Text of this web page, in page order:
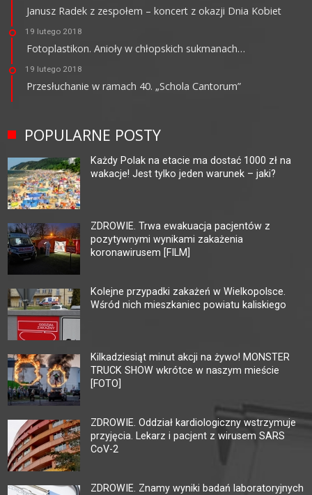
Janusz Radek z zespołem – koncert z okazji Dnia Kobiet
19 lutego 2018
Fotoplastikon. Anioły w chłopskich sukmanach…
19 lutego 2018
Przesłuchanie w ramach 40. „Schola Cantorum”
POPULARNE POSTY
Każdy Polak na etacie ma dostać 1000 zł na
wakacje! Jest tylko jeden warunek – jaki?
ZDROWIE. Trwa ewakuacja pacjentów z
pozytywnymi wynikami zakażenia
koronawirusem [FILM]
Kolejne przypadki zakażeń w Wielkopolsce.
Wśród nich mieszkaniec powiatu kaliskiego
Kilkadziesiąt minut akcji na żywo! MONSTER
TRUCK SHOW wkrótce w naszym mieście
[FOTO]
ZDROWIE. Oddział kardiologiczny wstrzymuje
przyjęcia. Lekarz i pacjent z wirusem SARS
CoV-2
ZDROWIE. Znamy wyniki badań laboratoryjnych